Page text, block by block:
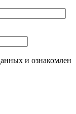
и ознакомлен